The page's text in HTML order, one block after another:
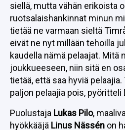
siellä, mutta vähän erikoista
ruotsalaishankinnat minun
tietää ne varmaan sieltä
eivät ne nyt millään tehoilla
kaudella nämä pelaajat. Mitä
joukkueeseen, niin sitä en
tietää, että saa hyviä
paljon pelaajia pois, pyöritteli
Puolustaja Lukas Pilo,
hyökkääjä Linus Nässén on